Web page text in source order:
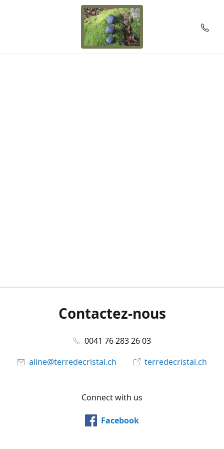
Contactez-nous
0041 76 283 26 03
aline@terredecristal.ch
terredecristal.ch
Connect with us
Facebook